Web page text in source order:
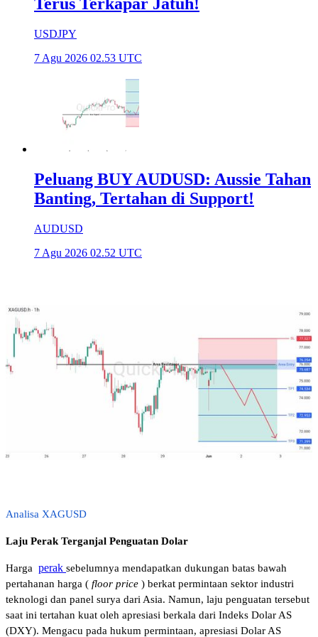
USDJPY
7 Agu 2026 02.53 UTC
Peluang BUY AUDUSD: Aussie Tahan
Banting, Tertahan di Support!
AUDUSD
7 Agu 2026 02.52 UTC
Analisa XAGUSD
Laju Perak Terganjal Penguatan Dolar
Harga perak sebelumnya mendapatkan dukungan batas bawah
pertahanan harga ( floor price ) berkat permintaan sektor industri
teknologi dan panel surya dari Asia. Namun, laju penguatan tersebut
saat ini tertahan kuat oleh apresiasi berkala dari Indeks Dolar AS
(DXY). Mengacu pada hukum permintaan, apresiasi Dolar AS